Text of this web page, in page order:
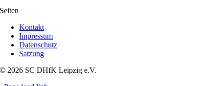
Seiten
Kontakt
Impressum
Datenschutz
Satzung
© 2026 SC DHfK Leipzig e.V.